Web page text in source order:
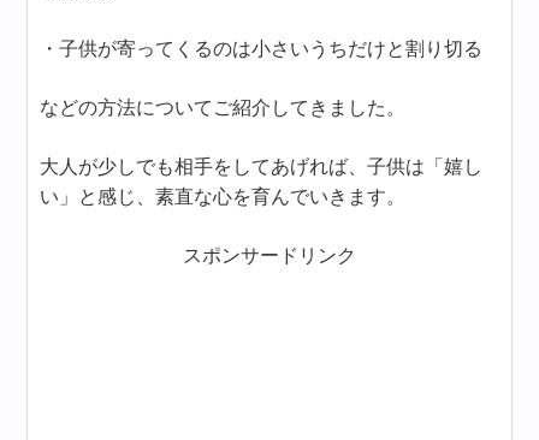
・子供が寄ってくるのは小さいうちだけと割り切る
などの方法についてご紹介してきました。
大人が少しでも相手をしてあげれば、子供は「嬉し
い」と感じ、素直な心を育んでいきます。
スポンサードリンク